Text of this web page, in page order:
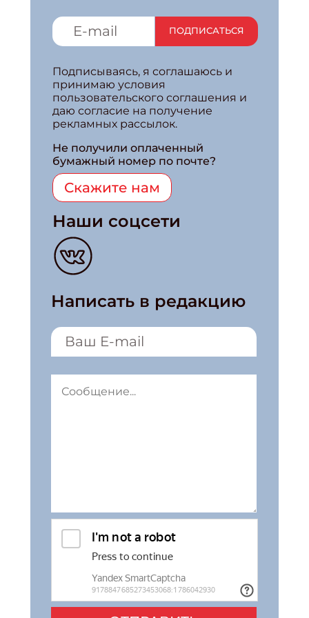
ПОДПИСАТЬСЯ
Подписываясь, я соглашаюсь и
принимаю условия
пользовательского соглашения и
даю согласие на получение
рекламных рассылок.
Не получили оплаченный
бумажный номер по почте?
Скажите нам
Наши соцсети
Написать в редакцию
Получи электронный "Классный журнал" в подарок!
Укажите имя
Укажите Ваш Email